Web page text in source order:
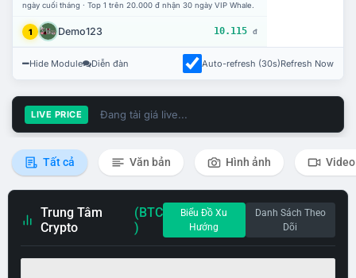
ngày cuối tháng · Top 1 trên 20.000 đ nhận 30 ngày VIP Whale.
1 Demo123 10.115 đ
Hide Module Diễn đàn Auto-refresh (30s)Refresh Now
LIVE PRICE Đang tải giá live...
Tất cả Văn bản Hình ảnh Video
Trung Tâm
Crypto
(BTC
)
Biểu Đồ Xu
Hướng
Danh Sách Theo
Dõi